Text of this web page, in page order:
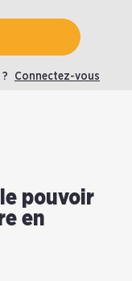
? Connectez-vous
pouvoir
en